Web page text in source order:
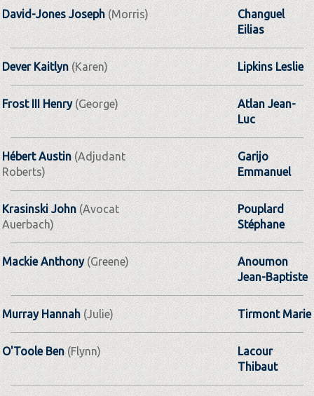
David-Jones Joseph (Morris)
Changuel
Eilias
Dever Kaitlyn(Karen) Lipkins Leslie
Frost III Henry(George)
Atlan Jean-
Luc
Hébert Austin (Adjudant
Roberts)
Garijo
Emmanuel
Krasinski John(Avocat
Auerbach)
Pouplard
Stéphane
Mackie Anthony(Greene)
Anoumon
Jean-Baptiste
Murray Hannah(Julie) Tirmont Marie
O'Toole Ben(Flynn)
Lacour
Thibaut